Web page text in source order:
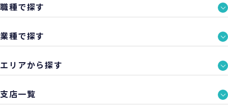
職種で探す
業種で探す
エリアから探す
支店一覧